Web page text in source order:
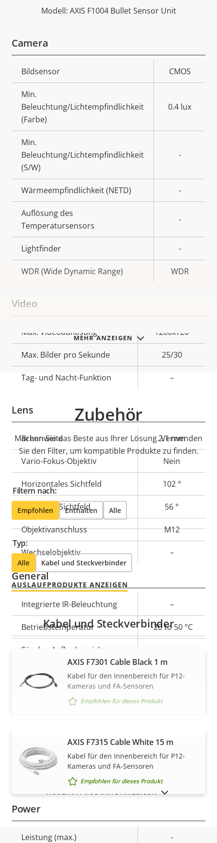
MEHR ANZEIGEN
Modell: AXIS F1004 Bullet Sensor Unit
Camera
Eigentumsbeschreibung Eigentumswert
Bildsensor CMOS
Min.
Beleuchtung/Lichtempfindlichkeit
(Farbe)
0.4 lux
Min.
Beleuchtung/Lichtempfindlichkeit
(S/W)
-
Wärmeempfindlichkeit (NETD) -
Auflösung des
Temperatursensors
-
Lightfinder -
WDR (Wide Dynamic Range) WDR
Video
Eigentumsbeschreibung Eigentumswert
Max. Videoauflösung 1280x720
Max. Bilder pro Sekunde 25/30
Tag- und Nacht-Funktion –
Lens
Eigentumsbeschreibung Eigentumswert
Brennweite 2.1 mm
Vario-Fokus-Objektiv Nein
Horizontales Sichtfeld 102 °
Vertikales Sichtfeld 56 °
Objektivanschluss M12
Wechselobjektiv –
General
Eigentumsbeschreibung Eigentumswert
Integrierte IR-Beleuchtung –
Betriebstemperatur -20 to 50 °C
Für den Außenbereich
IP-Schutzklasse
Vandalismus-Schutzklasse
Nachlackierungsgeeignet –
Gehäusematerial
Power
Eigentumsbeschreibung Eigentumswert
Leistung (max.) -
Zubehör
Machen Sie das Beste aus Ihrer Lösung. Verwenden
Sie den Filter, um kompatible Produkte zu finden.
Filtern nach:
Empfohlen Enthalten Alle
Typ:
Alle Kabel und Steckverbinder
AUSLAUFPRODUKTE ANZEIGEN
MEHR ANZEIGEN
Kabel und Steckverbinder
AXIS F7301 Cable Black 1 m
Kabel für den Innenbereich für P12-
Kameras und FA-Sensoren
Empfohlen für dieses Produkt
AXIS F7315 Cable White 15 m
Kabel für den Innenbereich für P12-
Kameras und FA-Sensoren
Empfohlen für dieses Produkt
AUSLAUFPRODUKTE ANZEIGEN